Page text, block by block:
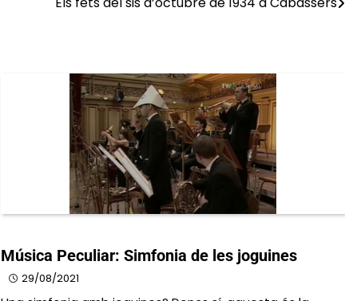
Música Peculiar: Simfonia de les joguines
29/08/2021